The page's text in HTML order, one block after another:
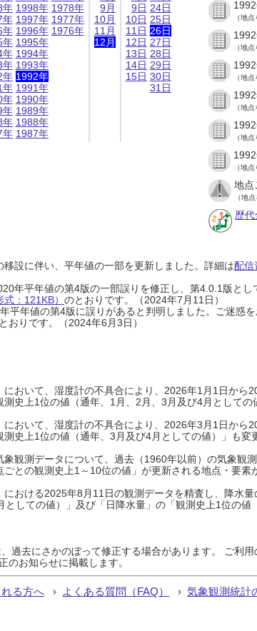
年
年
年
年
年
年
年
年
年
年
年
年
1998年
1997年
1996年
1995年
1994年
1993年
1992年
1991年
1990年
1989年
1988年
1987年
1978年
1977年
1976年
9月
10月
11月
12月
9日
10日
11日
12日
13日
14日
15日
24日
25日
26日
27日
28日
29日
30日
31日
（地
（地
（地
（地
（地
（地
地点
（地
歴
設に伴い、平年値の一部を更新しました。詳細は配信
年平年値の第4版の一部誤りを修正し、第4.0.1版と
：121KB） のとおりです。（2024年7月11日）
平年値の第4版に誤りがあると判明しました。ご迷惑
おりです。（2024年6月3日）
おいて、湿度計の不具合により、2026年1月1日から
史上1位の値（通年、1月、2月、3月及び4月としての
おいて、湿度計の不具合により、2026年3月1日から
史上1位の値（通年、3月及び4月としての値）」も
観測データについて、過去（1960年以前）の気象観
との観測史上1～10位の値」が更新される地点・要素
おける2025年8月11日の観測データを精査し、降水
としての値）」及び「日降水量」の「観測史上1位の
過去にさかのぼって修正する場合があります。 ご利
のお知らせに掲載します。
る方へ よくある質問（FAQ） 気象観測統計